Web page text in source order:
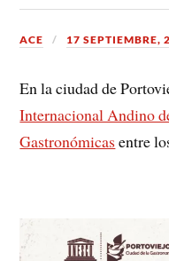
ACE 17 SEPTIEMBRE,
En la ciudad de
Internacional Andino
Gastronómicas entre